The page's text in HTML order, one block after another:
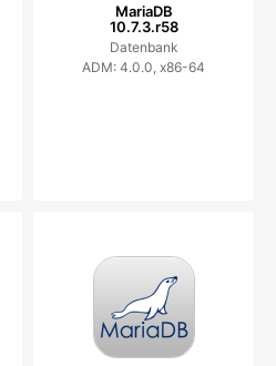
MariaDB
10.7.3.r58
Datenbank
ADM: 4.0.0, x86-64